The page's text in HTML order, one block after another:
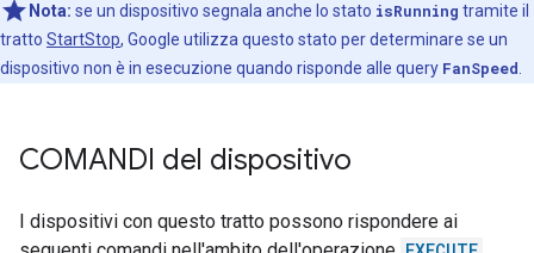
Nota: se un dispositivo segnala anche lo stato isRunning tramite il
tratto StartStop, Google utilizza questo stato per determinare se un
dispositivo non è in esecuzione quando risponde alle query FanSpeed
COMANDI del dispositivo
I dispositivi con questo tratto possono rispondere ai